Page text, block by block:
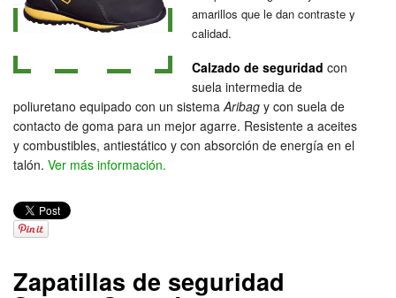
amarillos que le dan contraste y
calidad.
Calzado de seguridad con
suela intermedia de
poliuretano equipado con un sistemaAribag y con suela de
contacto de goma para un mejor agarre. Resistente a aceites
y combustibles, antiestático y con absorción de energía en el
talón. Ver más información.
Zapatillas de seguridad